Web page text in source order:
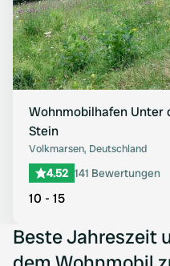
Wohnmobilhafen Unter
Stein
Volkmarsen, Deutschland
4.52 141 Bewertungen
10 - 15
Beste Jahreszeit